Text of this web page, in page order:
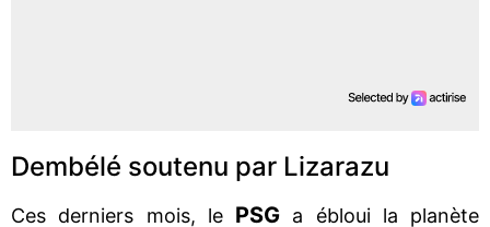
Dembélé soutenu par Lizarazu
Ces derniers mois, le PSG a ébloui la planète